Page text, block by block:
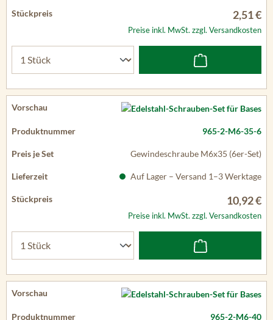
2,51 €
Preise inkl. MwSt. zzgl. Versandkosten
965-2-M6-35-6
Gewindeschraube M6x35 (6er-Set)
Auf Lager – Versand 1–3 Werktage
10,92 €
Preise inkl. MwSt. zzgl. Versandkosten
965-2-M6-40